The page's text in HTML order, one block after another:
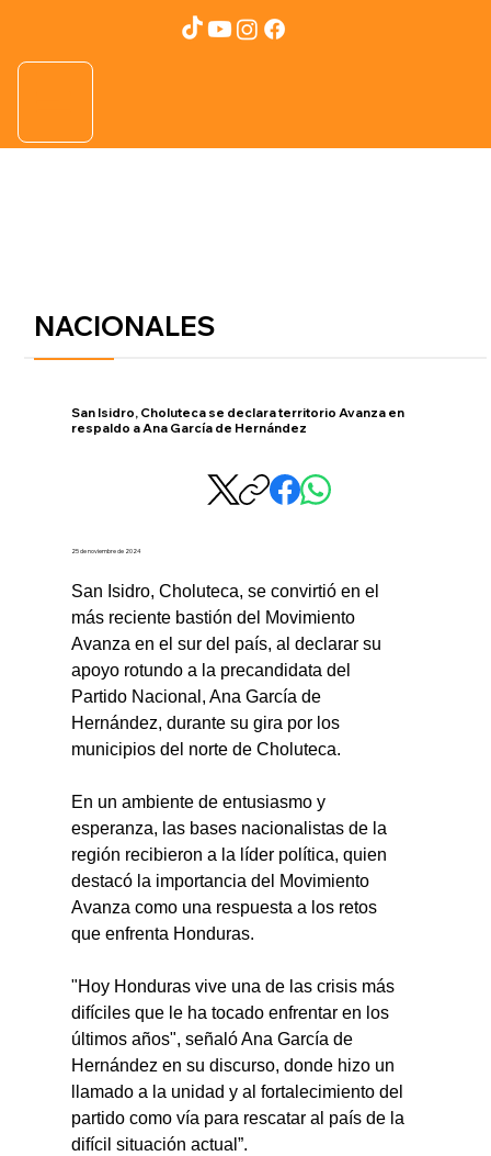
NACIONALES
San Isidro, Choluteca se declara territorio Avanza en
respaldo a Ana García de Hernández
25 de noviembre de 2024
San Isidro, Choluteca, se convirtió en el
más reciente bastión del Movimiento
Avanza en el sur del país, al declarar su
apoyo rotundo a la precandidata del
Partido Nacional, Ana García de
Hernández, durante su gira por los
municipios del norte de Choluteca.
En un ambiente de entusiasmo y
esperanza, las bases nacionalistas de la
región recibieron a la líder política, quien
destacó la importancia del Movimiento
Avanza como una respuesta a los retos
que enfrenta Honduras.
"Hoy Honduras vive una de las crisis más
difíciles que le ha tocado enfrentar en los
últimos años", señaló Ana García de
Hernández en su discurso, donde hizo un
llamado a la unidad y al fortalecimiento del
partido como vía para rescatar al país de la
difícil situación actual”.